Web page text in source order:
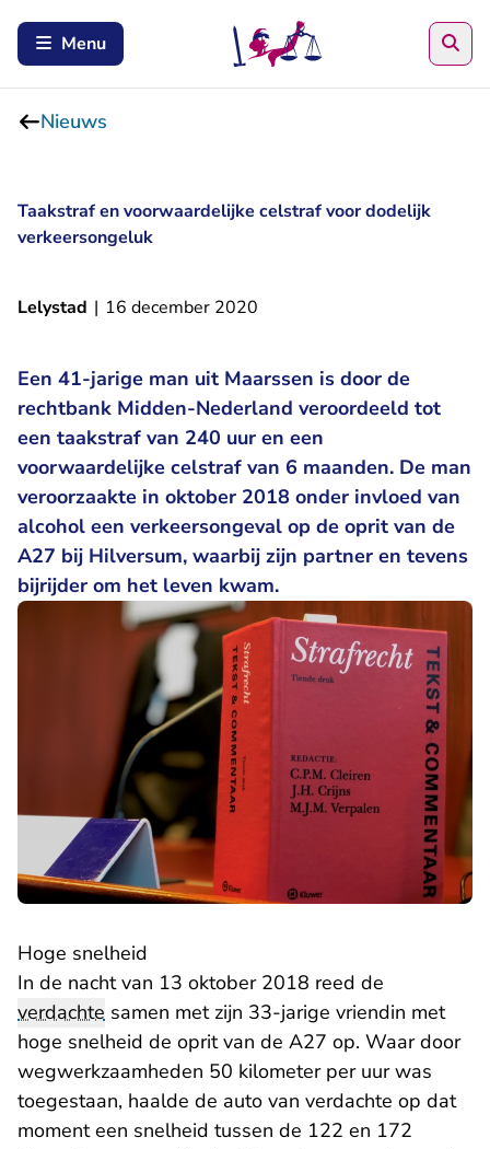
Menu
Nieuws
Taakstraf en voorwaardelijke celstraf voor dodelijk
verkeersongeluk
Lelystad | 16 december 2020
Een 41-jarige man uit Maarssen is door de
rechtbank Midden-Nederland veroordeeld tot
een taakstraf van 240 uur en een
voorwaardelijke celstraf van 6 maanden. De man
veroorzaakte in oktober 2018 onder invloed van
alcohol een verkeersongeval op de oprit van de
A27 bij Hilversum, waarbij zijn partner en tevens
bijrijder om het leven kwam.
Hoge snelheid
In de nacht van 13 oktober 2018 reed de
verdachte samen met zijn 33-jarige vriendin met
hoge snelheid de oprit van de A27 op. Waar door
wegwerkzaamheden 50 kilometer per uur was
toegestaan, haalde de auto van verdachte op dat
moment een snelheid tussen de 122 en 172